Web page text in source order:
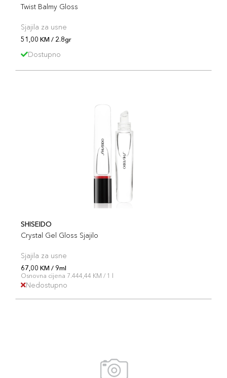
Twist Balmy Gloss
Sjajila za usne
51,00 KM / 2.8gr
Dostupno
SHISEIDO
Crystal Gel Gloss Sjajilo
Sjajila za usne
67,00 KM / 9ml
Osnovna cijena 7.444,44 KM / 1 l
Nedostupno